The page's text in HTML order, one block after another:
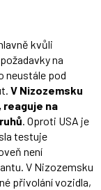
kvůli
na
neustále pod
V Nizozemsku
reaguje na
. Oproti USA je
testuje
není
V Nizozemsku
přivolání vozidla,